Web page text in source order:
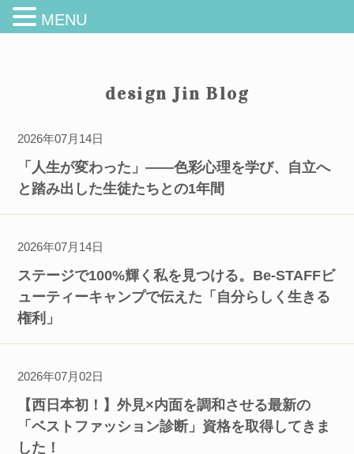
design Jin Blog
2026年07月14日
「人生が変わった」——色彩心理を学び、自立へ
と踏み出した生徒たちとの1年間
2026年07月14日
ステージで100%輝く私を見つける。Be-STAFFビ
ューティーキャンプで伝えた「自分らしく生きる
権利」
2026年07月02日
【西日本初！】外見×内面を調和させる最新の
「ベストファッション診断」資格を取得してきま
した！
MENU